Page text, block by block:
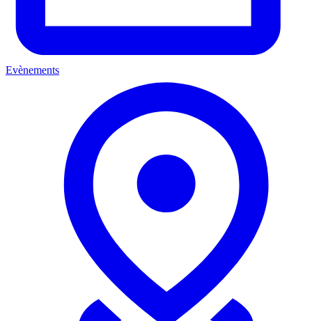
Evènements